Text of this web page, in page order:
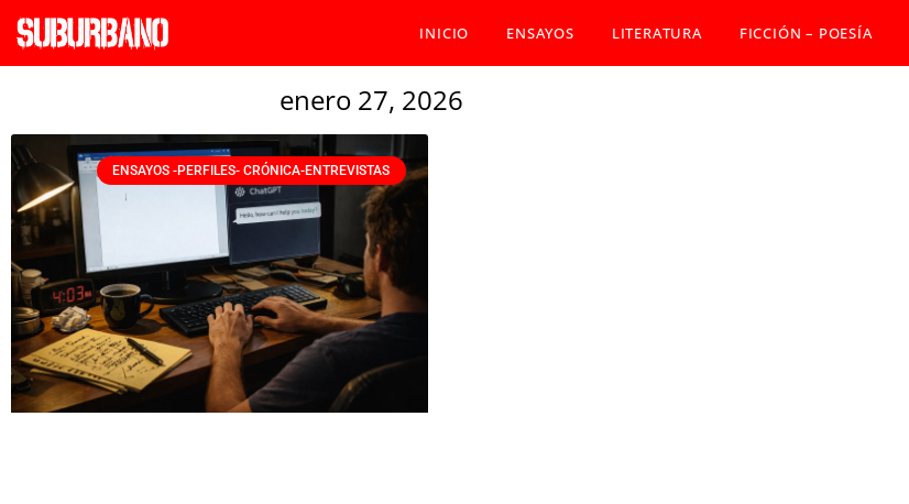
INICIO ENSAYOS LITERATURA FICCIÓN – POESÍA
enero 27, 2026
ENSAYOS -PERFILES- CRÓNICA-ENTREVISTAS